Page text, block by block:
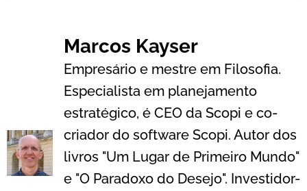
Marcos Kayser
Empresário e mestre em Filosofia.
Especialista em planejamento
estratégico, é CEO da Scopi e co-
criador do software Scopi. Autor dos
livros "Um Lugar de Primeiro Mundo"
e "O Paradoxo do Desejo". Investidor-